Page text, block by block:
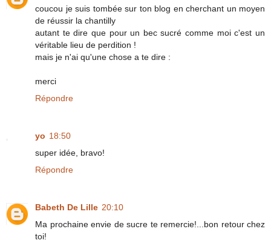
coucou je suis tombée sur ton blog en cherchant un moyen
de réussir la chantilly
autant te dire que pour un bec sucré comme moi c'est un
véritable lieu de perdition !
mais je n'ai qu'une chose a te dire :
merci
Répondre
yo 18:50
super idée, bravo!
Répondre
Babeth De Lille 20:10
Ma prochaine envie de sucre te remercie!...bon retour chez
toi!